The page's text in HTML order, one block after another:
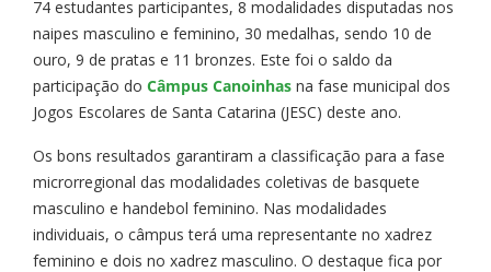
74 estudantes participantes, 8 modalidades disputadas nos
naipes masculino e feminino, 30 medalhas, sendo 10 de
ouro, 9 de pratas e 11 bronzes. Este foi o saldo da
participação do Câmpus Canoinhas na fase municipal dos
Jogos Escolares de Santa Catarina (JESC) deste ano.
Os bons resultados garantiram a classificação para a fase
microrregional das modalidades coletivas de basquete
masculino e handebol feminino. Nas modalidades
individuais, o câmpus terá uma representante no xadrez
feminino e dois no xadrez masculino. O destaque fica por